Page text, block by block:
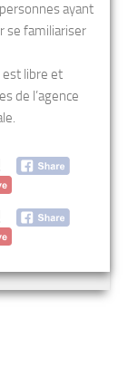
ayant
se familiariser
est libre et
de l’agence